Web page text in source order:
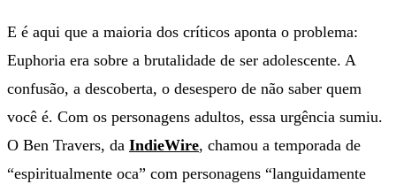
E é aqui que a maioria dos críticos aponta o problema:
Euphoria era sobre a brutalidade de ser adolescente. A
confusão, a descoberta, o desespero de não saber quem
você é. Com os personagens adultos, essa urgência sumiu.
O Ben Travers, da IndieWire, chamou a temporada de
“espiritualmente oca” com personagens “languidamente